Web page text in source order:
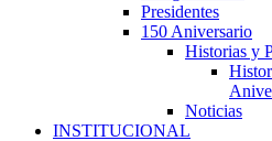
Presidentes
150 Aniversario
Historias y
Noticias
INSTITUCIONAL